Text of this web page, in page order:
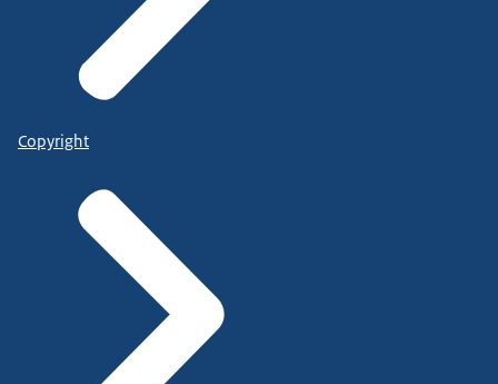
Copyright